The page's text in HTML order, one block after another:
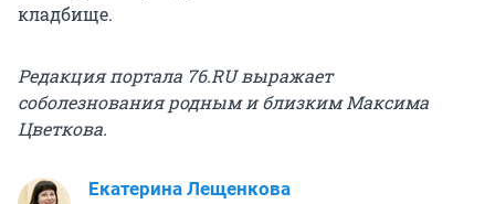
кладбище.
Редакция портала 76.RU выражает
соболезнования родным и близким Максима
Цветкова.
Екатерина Лещенкова